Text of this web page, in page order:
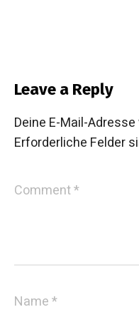
Leave a Reply
Deine E-Mail-
Erforderliche Felder